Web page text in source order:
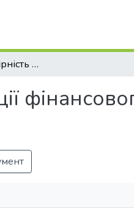
Прогнозна ймовірність процесу реалізації фінансового потенціалу аграрного мікрорівня